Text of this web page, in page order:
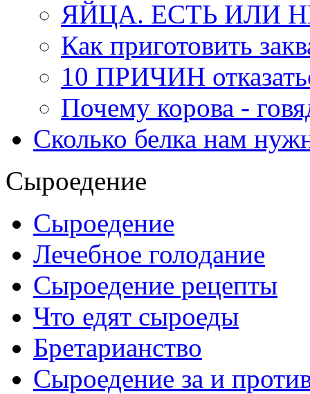
ЯЙЦА. ЕСТЬ ИЛИ
Как приготовить
10 ПРИЧИН
Почему корова -
Сколько белка нам
Сыроедение
Сыроедение
Лечебное голодание
Сыроедение рецепты
Что едят сыроеды
Бретарианство
Сыроедение за и